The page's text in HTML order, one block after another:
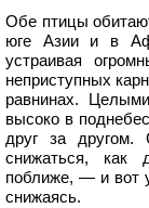
Обе птицы
юге Азии и в
устраивая
неприступных
равнинах.
высоко в
друг за другом.
снижаться, как
поближе, — и вот
снижаясь.